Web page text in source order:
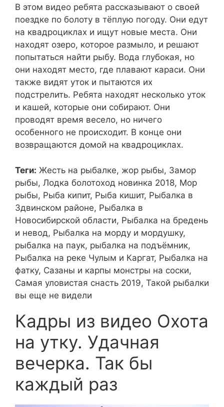
В этом видео ребята рассказывают о своей
поездке по болоту в тёплую погоду. Они едут
на квадроциклах и ищут новые места. Они
находят озеро, которое размыло, и решают
попытаться найти рыбу. Вода глубокая, но
они находят место, где плавают караси. Они
также видят уток и пытаются их
подстрелить. Ребята находят несколько уток
и кашей, которые они собирают. Они
проводят время весело, но ничего
особенного не происходит. В конце они
возвращаются домой на квадроциклах.
Теги: Жесть на рыбалке, жор рыбы, Замор
рыбы, Лодка болотоход новинка 2018, Мор
рыбы, Рыба кипит, Рыба кишит, Рыбалка в
Здвинском районе, Рыбалка в
Новосибирской области, Рыбалка на бредень
и невод, Рыбалка на морду и мордушку,
рыбалка на паук, рыбалка на подъёмник,
Рыбалка на реке Чулым и Каргат, Рыбалка на
фатку, Сазаны и карпы монстры на соски,
Самая уловистая снасть 2019, Такой рыбалки
вы еще не видели
Кадры из видео Охота
на утку. Удачная
вечерка. Так бы
каждый раз